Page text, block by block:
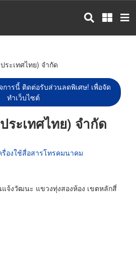
ระเทศไทย) จำกัด
การนี้ ติดต่อรับส่วนลดพิเศษ! เพื่อจัด
ทำเว็บไซต์
ระเทศไทย) จำกัด
องใช้สื่อสารโทรคมนาคม
จ้งวัฒนะ แขวงทุ่งสองห้อง เขตหลักสี่